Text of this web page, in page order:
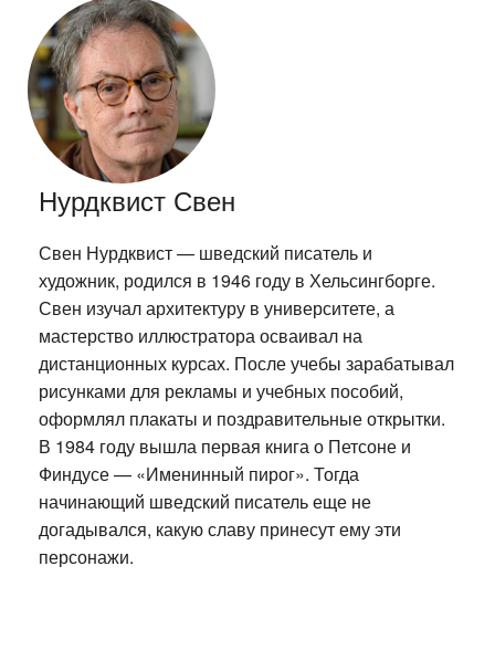
Нурдквист Свен
Свен Нурдквист — шведский писатель и
художник, родился в 1946 году в Хельсингборге.
Свен изучал архитектуру в университете, а
мастерство иллюстратора осваивал на
дистанционных курсах. После учебы зарабатывал
рисунками для рекламы и учебных пособий,
оформлял плакаты и поздравительные открытки.
В 1984 году вышла первая книга о Петсоне и
Финдусе — «Именинный пирог». Тогда
начинающий шведский писатель еще не
догадывался, какую славу принесут ему эти
персонажи.